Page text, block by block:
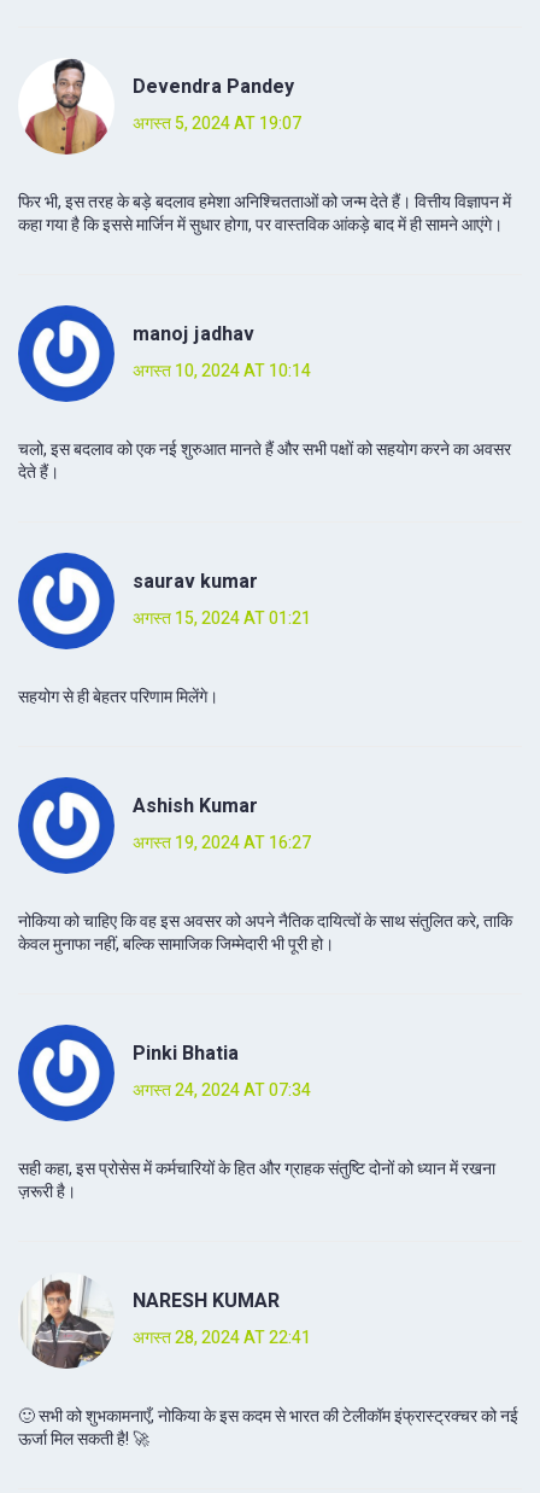
Devendra Pandey
अगस्त 5, 2024 AT 19:07
फिर भी, इस तरह के बड़े बदलाव हमेशा अनिश्चितताओं को जन्म देते हैं। वित्तीय विज्ञापन में
कहा गया है कि इससे मार्जिन में सुधार होगा, पर वास्तविक आंकड़े बाद में ही सामने आएंगे।
manoj jadhav
अगस्त 10, 2024 AT 10:14
चलो, इस बदलाव को एक नई शुरुआत मानते हैं और सभी पक्षों को सहयोग करने का अवसर
देते हैं।
saurav kumar
अगस्त 15, 2024 AT 01:21
सहयोग से ही बेहतर परिणाम मिलेंगे।
Ashish Kumar
अगस्त 19, 2024 AT 16:27
नोकिया को चाहिए कि वह इस अवसर को अपने नैतिक दायित्वों के साथ संतुलित करे, ताकि
केवल मुनाफा नहीं, बल्कि सामाजिक जिम्मेदारी भी पूरी हो।
Pinki Bhatia
अगस्त 24, 2024 AT 07:34
सही कहा, इस प्रोसेस में कर्मचारियों के हित और ग्राहक संतुष्टि दोनों को ध्यान में रखना
ज़रूरी है।
NARESH KUMAR
अगस्त 28, 2024 AT 22:41
🙂 सभी को शुभकामनाएँ, नोकिया के इस कदम से भारत की टेलीकॉम इंफ्रास्ट्रक्चर को नई
ऊर्जा मिल सकती है! 🚀